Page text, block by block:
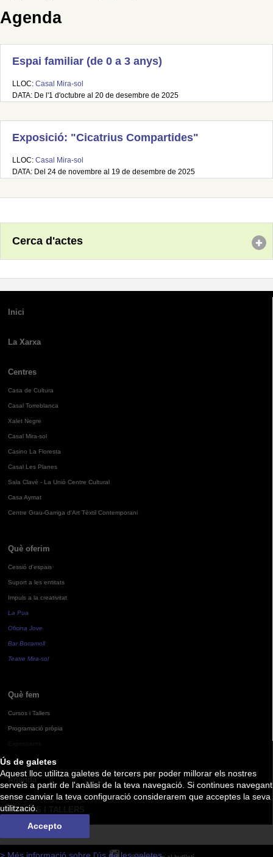
Ús de galetes
Aquest lloc utilitza galetes de tercers per poder millorar els nostres
serveis a partir de l'anàlisi de la teva navegació. Si continues navegant
sense canviar la teva configuració considerarem que acceptes la seva
utilització.
Accepto
Agenda
Espai familiar (de 0 a 3 anys)
LLOC: Casal Mira-sol
DATA: De l'1 d'octubre al 20 de desembre de 2025
Exposició: "Cicatrius Compartides"
LLOC: Casal Mira-sol
DATA: Del 24 de novembre al 19 de desembre de 2025
Cerca d'actes
Inici
La Xarxa
Centres
Casa de Cultura
Casal Torreblanca
Xalet Negre
Casal Mira-sol
Casino La Floresta
Casal Les Planes
Sala Clavé - La Unió Centre Cultural
Casa Aymat
Centre Grau-Garriga d'Art Tèxtil Contemporani
Què oferim
Cessió d'espais
Suport a les entitats
Impuls a la creativitat
La Pua
Oficina Jove
Bar Bocamoll
Teatre Mira-sol
Què fem
Cursos i Tallers
Programació pròpia
Agenda
CURSOS I TALLERS